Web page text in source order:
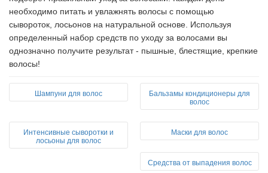
необходимо питать и увлажнять волосы с помощью
сывороток, лосьонов на натуральной основе. Используя
определенный набор средств по уходу за волосами вы
однозначно получите результат - пышные, блестящие, крепкие
волосы!
Шампуни для волос
Бальзамы кондиционеры для
волос
Интенсивные сыворотки и
лосьоны для волос
Маски для волос
Средства от выпадения волос